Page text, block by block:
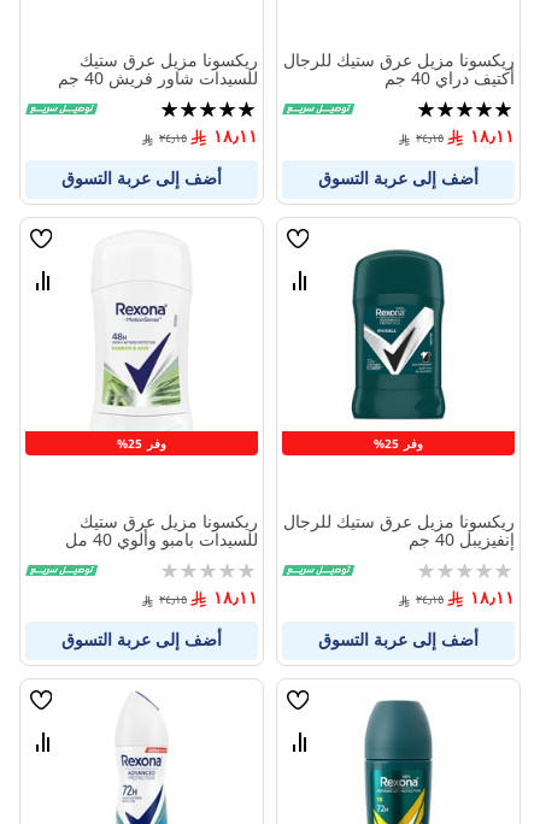
ريكسونا مزيل عرق ستيك للرجال
أكتيف دراي 40 جم
تقييم:
100%
١٨٫١١ ٢٤٫١٥
أضف إلى عربة التسوق
ريكسونا مزيل عرق ستيك
للسيدات شاور فريش 40 جم
تقييم:
100%
١٨٫١١ ٢٤٫١٥
أضف إلى عربة التسوق
وفر 25%
قائمة
قارن
ريكسونا مزيل عرق ستيك للرجال
إنفيزيبل 40 جم
Rating:
0%
١٨٫١١ ٢٤٫١٥
أضف إلى عربة التسوق
وفر 25%
قائمة
قارن
ريكسونا مزيل عرق ستيك
للسيدات بامبو وألوي 40 مل
Rating:
0%
١٨٫١١ ٢٤٫١٥
أضف إلى عربة التسوق
قائمة
قارن
قائمة
قارن